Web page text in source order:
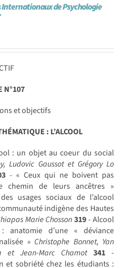
Internationaux de Psychologie
N°107
et objectifs
: L’ALCOOL
: un objet au coeur du social
Ludovic Gaussot et Grégory Lo
- « Ceux qui ne boivent pas
chemin de leurs ancêtres »
usages sociaux de l’alcool
indigène des Hautes
Marie Chosson319- Alcool
anatomie d’une « déviance
» Christophe Bonnet, Yan
et Jean-Marc Chamot 341 -
et sobriété chez les étudiants :